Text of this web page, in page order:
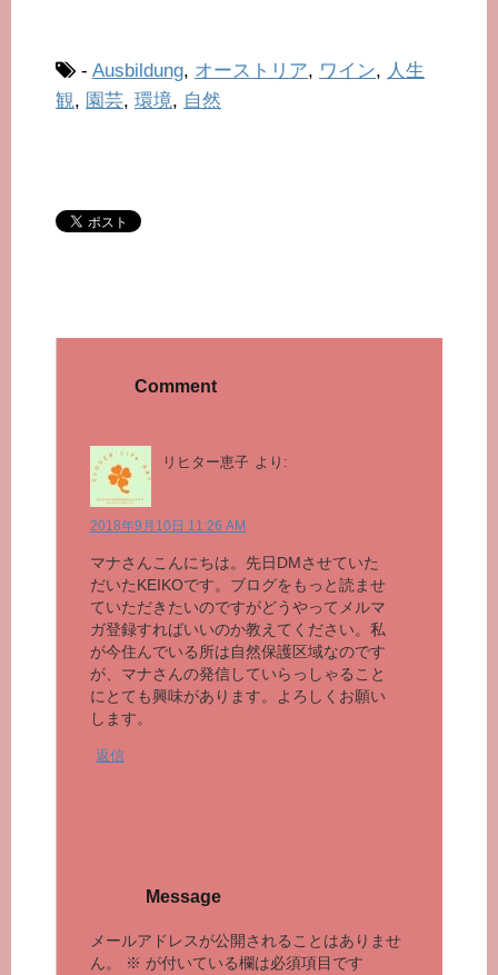
- Ausbildung, オーストリア, ワイン, 人生
観, 園芸, 環境, 自然
Comment
リヒター恵子 より:
2018年9月10日 11:26 AM
マナさんこんにちは。先日DMさせていた
だいたKEIKOです。ブログをもっと読ませ
ていただきたいのですがどうやってメルマ
ガ登録すればいいのか教えてください。私
が今住んでいる所は自然保護区域なのです
が、マナさんの発信していらっしゃること
にとても興味があります。よろしくお願い
します。
返信
Message
メールアドレスが公開されることはありませ
ん。
※ が付いている欄は必須項目です